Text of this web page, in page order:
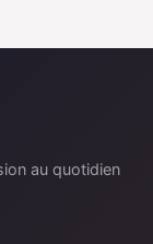
au quotidien